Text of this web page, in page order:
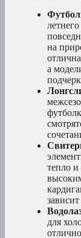
на
а
тепло
для